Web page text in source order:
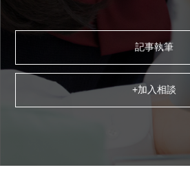
記事執筆
+加入相談